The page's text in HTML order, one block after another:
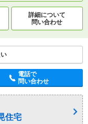
詳細について
問い合わせ
電話で
問い合わせ
住宅